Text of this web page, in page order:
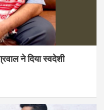
ने दिया स्वदेशी